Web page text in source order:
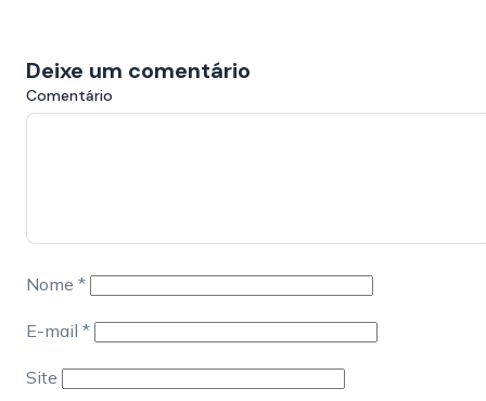
Deixe um comentário
Comentário
Nome *
E-mail *
Site